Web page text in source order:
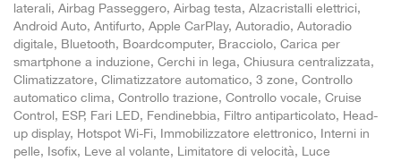
laterali, Airbag Passeggero, Airbag testa, Alzacristalli elettrici,
Android Auto, Antifurto, Apple CarPlay, Autoradio, Autoradio
digitale, Bluetooth, Boardcomputer, Bracciolo, Carica per
smartphone a induzione, Cerchi in lega, Chiusura centralizzata,
Climatizzatore, Climatizzatore automatico, 3 zone, Controllo
automatico clima, Controllo trazione, Controllo vocale, Cruise
Control, ESP, Fari LED, Fendinebbia, Filtro antiparticolato, Head-
up display, Hotspot Wi-Fi, Immobilizzatore elettronico, Interni in
pelle, Isofix, Leve al volante, Limitatore di velocità, Luce